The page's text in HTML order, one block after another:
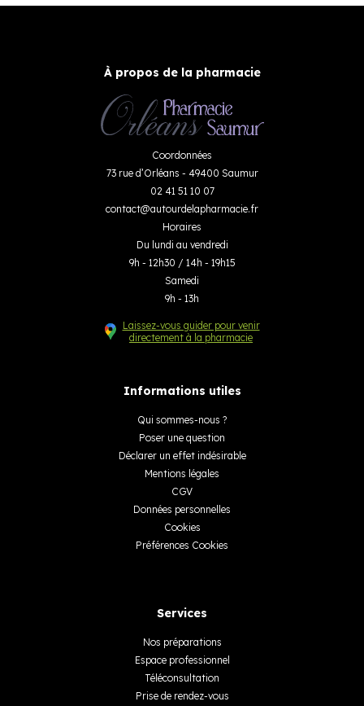
À propos de la pharmacie
Coordonnées
73 rue d’Orléans - 49400 Saumur
02 41 51 10 07
contact@autourdelapharmacie.fr
Horaires
Du lundi au vendredi
9h - 12h30 / 14h - 19h15
Samedi
9h - 13h
Laissez-vous guider pour venir
directement à la pharmacie
Informations utiles
Qui sommes-nous ?
Poser une question
Déclarer un effet indésirable
Mentions légales
CGV
Données personnelles
Cookies
Préférences Cookies
Services
Nos préparations
Espace professionnel
Téléconsultation
Prise de rendez-vous